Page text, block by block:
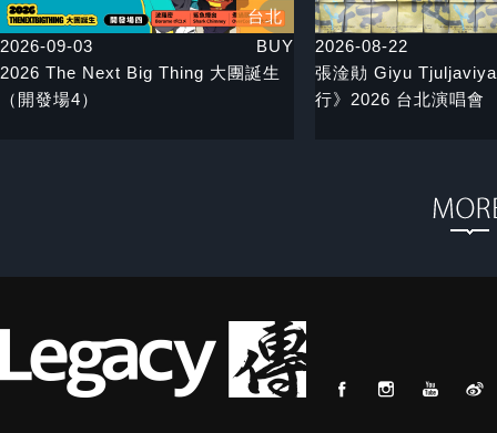
台北
2026-09-03
BUY
2026 The Next Big Thing 大團誕生
（開發場4）
2026-08-22
張淦勛 Giyu
行》2026 台北演唱會